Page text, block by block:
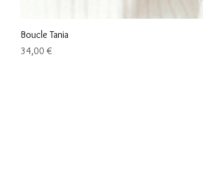
Boucle Tania
Prix
34,00 €